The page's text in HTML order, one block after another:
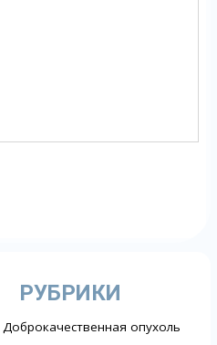
РУБРИКИ
Доброкачественная опухоль